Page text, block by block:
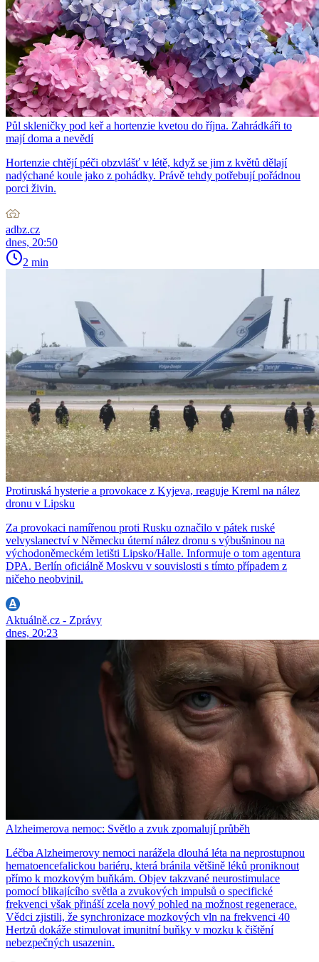
Půl skleničky pod keř a hortenzie kvetou do října. Zahrádkáři to
mají doma a nevědí
Hortenzie chtějí péči obzvlášť v létě, když se jim z květů dělají
nadýchané koule jako z pohádky. Právě tehdy potřebují pořádnou
porci živin.
adbz.cz
dnes, 20:50
2 min
Protiruská hysterie a provokace z Kyjeva, reaguje Kreml na nález
dronu v Lipsku
Za provokaci namířenou proti Rusku označilo v pátek ruské
velvyslanectví v Německu úterní nález dronu s výbušninou na
východoněmeckém letišti Lipsko/Halle. Informuje o tom agentura
DPA. Berlín oficiálně Moskvu v souvislosti s tímto případem z
ničeho neobvinil.
Aktuálně.cz - Zprávy
dnes, 20:23
Alzheimerova nemoc: Světlo a zvuk zpomalují průběh
Léčba Alzheimerovy nemoci narážela dlouhá léta na neprostupnou
hematoencefalickou bariéru, která bránila většině léků proniknout
přímo k mozkovým buňkám. Objev takzvané neurostimulace
pomocí blikajícího světla a zvukových impulsů o specifické
frekvenci však přináší zcela nový pohled na možnost regenerace.
Vědci zjistili, že synchronizace mozkových vln na frekvenci 40
Hertzů dokáže stimulovat imunitní buňky v mozku k čištění
nebezpečných usazenin.